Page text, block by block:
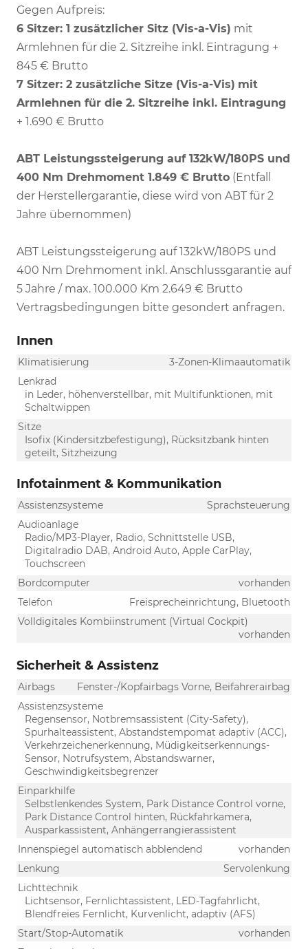
Gegen Aufpreis:
6 Sitzer: 1 zusätzlicher Sitz (Vis-a-Vis) mit
Armlehnen für die 2. Sitzreihe inkl. Eintragung +
845 € Brutto
7 Sitzer: 2 zusätzliche Sitze (Vis-a-Vis) mit
Armlehnen für die 2. Sitzreihe inkl. Eintragung
+ 1.690 € Brutto
ABT Leistungssteigerung auf 132kW/180PS und
400 Nm Drehmoment 1.849 € Brutto (Entfall
der Herstellergarantie, diese wird von ABT für 2
Jahre übernommen)
ABT Leistungssteigerung auf 132kW/180PS und
400 Nm Drehmoment inkl. Anschlussgarantie auf
5 Jahre / max. 100.000 Km 2.649 € Brutto
Vertragsbedingungen bitte gesondert anfragen.
Innen
Klimatisierung
3-Zonen-Klimaautomatik
Lenkrad
in Leder, höhenverstellbar, mit Multifunktionen, mit
Schaltwippen
Sitze
Isofix (Kindersitzbefestigung), Rücksitzbank hinten
geteilt, Sitzheizung
Infotainment & Kommunikation
Assistenzsysteme
Sprachsteuerung
Audioanlage
Radio/MP3-Player, Radio, Schnittstelle USB,
Digitalradio DAB, Android Auto, Apple CarPlay,
Touchscreen
Bordcomputer
vorhanden
Telefon
Freisprecheinrichtung, Bluetooth
Volldigitales Kombiinstrument (Virtual Cockpit)
vorhanden
Sicherheit & Assistenz
Airbags
Fenster-/Kopfairbags Vorne, Beifahrerairbag
Assistenzsysteme
Regensensor, Notbremsassistent (City-Safety),
Spurhalteassistent, Abstandstempomat adaptiv (ACC),
Verkehrzeichenerkennung, Müdigkeitserkennungs-
Sensor, Notrufsystem, Abstandswarner,
Geschwindigkeitsbegrenzer
Einparkhilfe
Selbstlenkendes System, Park Distance Control vorne,
Park Distance Control hinten, Rückfahrkamera,
Ausparkassistent, Anhängerrangierassistent
Innenspiegel automatisch abblendend
vorhanden
Lenkung
Servolenkung
Lichttechnik
Lichtsensor, Fernlichtassistent, LED-Tagfahrlicht,
Blendfreies Fernlicht, Kurvenlicht, adaptiv (AFS)
Start/Stop-Automatik
vorhanden